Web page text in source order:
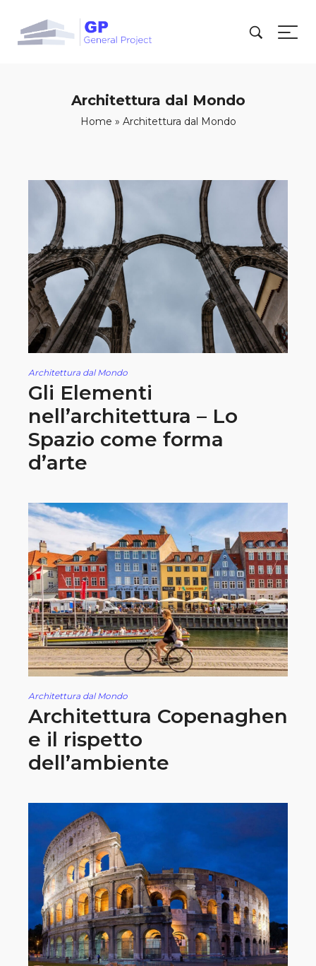
Architettura dal Mondo
Home » Architettura dal Mondo
Architettura dal Mondo
Gli Elementi
nell’architettura – Lo
Spazio come forma
d’arte
Architettura dal Mondo
Architettura Copenaghen
e il rispetto
dell’ambiente